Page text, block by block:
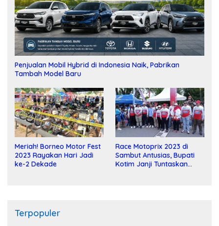
Penjualan Mobil Hybrid di Indonesia Naik, Pabrikan
Tambah Model Baru
Meriah! Borneo Motor Fest
2023 Rayakan Hari Jadi
ke-2 Dekade
Race Motoprix 2023 di
Sambut Antusias, Bupati
Kotim Janji Tuntaskan
Terpopuler